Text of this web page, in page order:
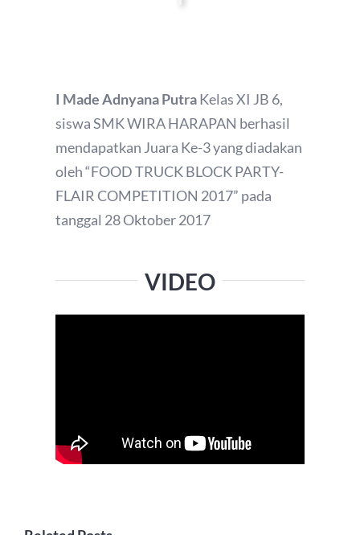
I Made Adnyana PutraKelas XI JB 6,
siswa SMK WIRA HARAPAN berhasil
mendapatkan Juara Ke-3 yang diadakan
oleh “FOOD TRUCK BLOCK PARTY-
FLAIR COMPETITION 2017” pada
tanggal 28 Oktober 2017
VIDEO